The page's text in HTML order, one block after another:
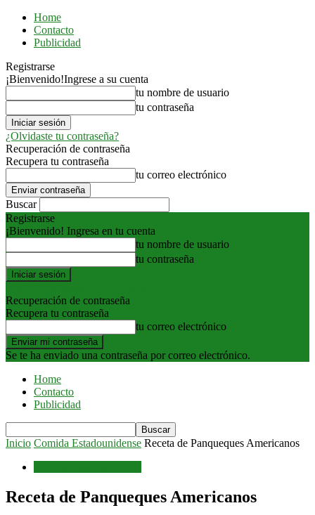
Home
Contacto
Publicidad
Registrarse
¡Bienvenido!Ingrese a su cuenta
tu nombre de usuario
tu contraseña
¿Olvidaste tu contraseña?
Recuperación de contraseña
Recupera tu contraseña
tu correo electrónico
Buscar
Registrarse
¡Bienvenido! Ingresa en tu cuenta
tu nombre de usuario
tu contraseña
Recuperación de contraseña
Recupera tu contraseña
tu correo electrónico
Se te ha enviado una contraseña por correo electrónico.
Home
Contacto
Publicidad
Inicio Comida Estadounidense Receta de Panqueques Americanos
Receta de Panqueques Americanos